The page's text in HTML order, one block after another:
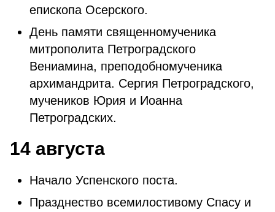
епископа Осерского.
День памяти священномученика
митрополита Петроградского
Вениамина, преподобномученика
архимандрита. Сергия Петроградского,
мучеников Юрия и Иоанна
Петроградских.
14 августа
Начало Успенского поста.
Празднество всемилостивому Спасу и